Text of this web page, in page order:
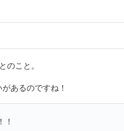
のこと。
あるのですね！
！